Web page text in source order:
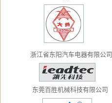
浙江省东阳汽车电器有限公司
东莞百胜机械科技有限公司